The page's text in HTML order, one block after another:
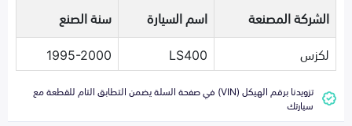
الشركة المصنعة اسم السيارة
سنة الصنع
لكزس
LS400
1995-2000
تزويدنا برقم الهيكل (VIN) في صفحة السلة يضمن التطابق التام للقطعة مع
سيارتك